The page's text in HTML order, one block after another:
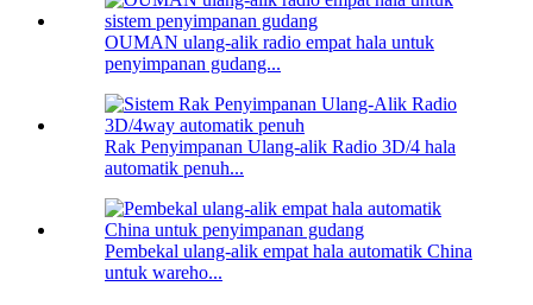
OUMAN ulang-alik radio empat hala untuk
penyimpanan gudang...
Rak Penyimpanan Ulang-alik Radio 3D/4 hala
automatik penuh...
Pembekal ulang-alik empat hala automatik China
untuk wareho...